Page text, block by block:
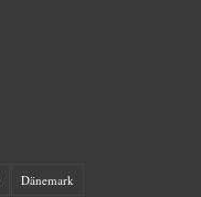
Dänemark